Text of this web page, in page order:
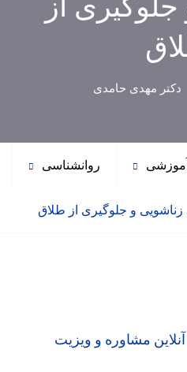
دکتر مهدی حامدی
روانشناسی
مشاوره و ویزیت